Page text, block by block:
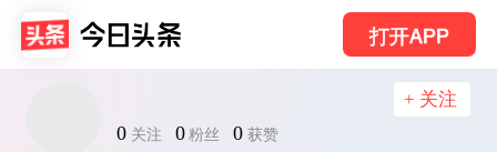
打开APP
0 关注 0 粉丝 0 获赞
+ 关注